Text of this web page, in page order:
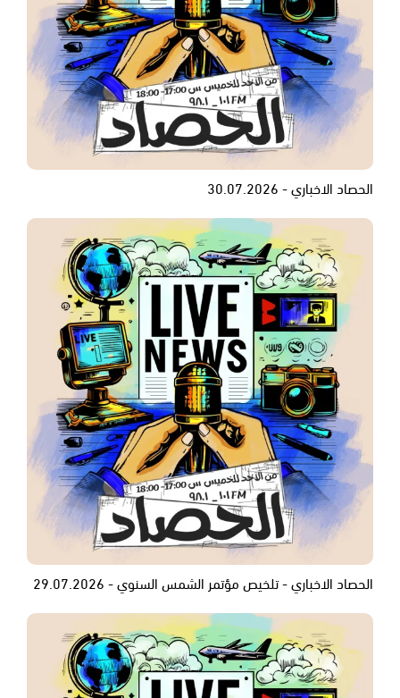
الحصاد الاخباري - 30.07.2026
الحصاد الاخباري - تلخيص مؤتمر الشمس السنوي - 29.07.2026